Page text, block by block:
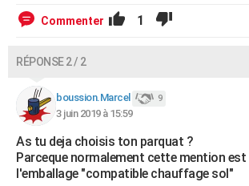
Commenter 1
RÉPONSE 2 / 2
boussion.Marcel 9
3 juin 2019 à 15:59
As tu deja choisis ton parquat ?
Parceque normalement cette mention est
l'emballage "compatible chauffage sol"